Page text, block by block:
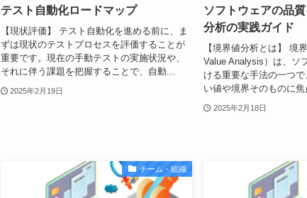
テスト自動化ロードマップ
【現状評価】 テスト自動化を進める前に、ま
ずは現状のテストプロセスを評価することが
重要です。現在の手動テストの実施状況や、
それに伴う課題を把握することで、自動...
2025年2月19日
ソフトウェアの品
分析の実践ガイド
【境界値分析とは】 境
Value Analysis）は、ソ
ける重要な手法の一つ
い値や境界そのものに焦
2025年2月18日
チーム・組織